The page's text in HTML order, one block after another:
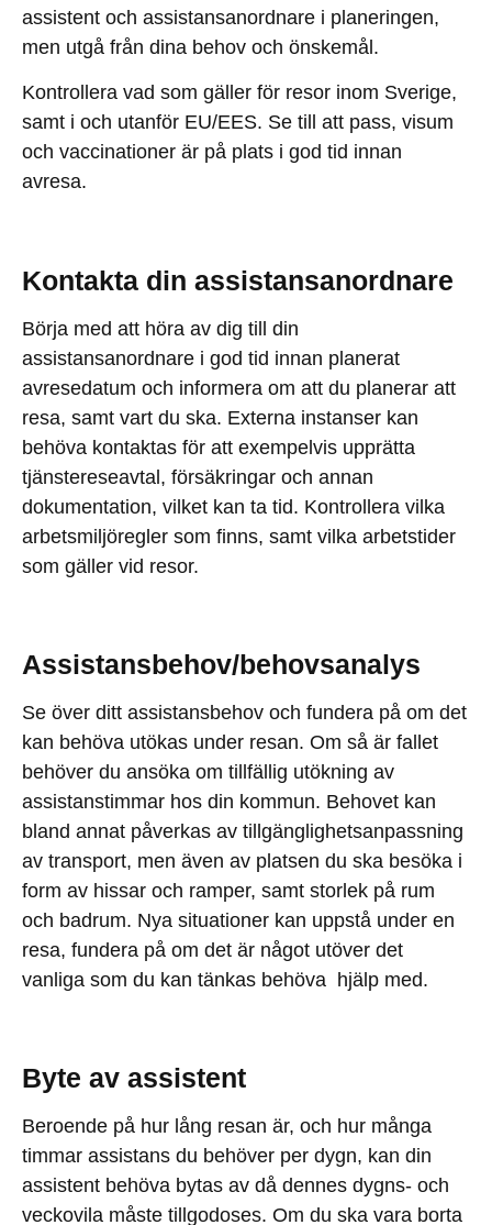
assistent och assistansanordnare i planeringen,
men utgå från dina behov och önskemål.
Kontrollera vad som gäller för resor inom Sverige,
samt i och utanför EU/EES. Se till att pass, visum
och vaccinationer är på plats i god tid innan
avresa.
Kontakta din assistansanordnare
Börja med att höra av dig till din
assistansanordnare i god tid innan planerat
avresedatum och informera om att du planerar att
resa, samt vart du ska. Externa instanser kan
behöva kontaktas för att exempelvis upprätta
tjänstereseavtal, försäkringar och annan
dokumentation, vilket kan ta tid. Kontrollera vilka
arbetsmiljöregler som finns, samt vilka arbetstider
som gäller vid resor.
Assistansbehov/behovsanalys
Se över ditt assistansbehov och fundera på om det
kan behöva utökas under resan. Om så är fallet
behöver du ansöka om tillfällig utökning av
assistanstimmar hos din kommun. Behovet kan
bland annat påverkas av tillgänglighetsanpassning
av transport, men även av platsen du ska besöka i
form av hissar och ramper, samt storlek på rum
och badrum. Nya situationer kan uppstå under en
resa, fundera på om det är något utöver det
vanliga som du kan tänkas behöva hjälp med.
Byte av assistent
Beroende på hur lång resan är, och hur många
timmar assistans du behöver per dygn, kan din
assistent behöva bytas av då dennes dygns- och
veckovila måste tillgodoses. Om du ska vara borta